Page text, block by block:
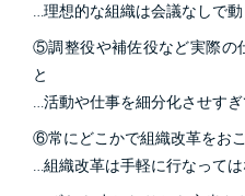
…理想的な組織は会議なしで
⑤調整役や補佐役など実際の
と
…活動や仕事を細分化させす
⑥常にどこかで組織改革をお
…組織改革は手軽に行なって